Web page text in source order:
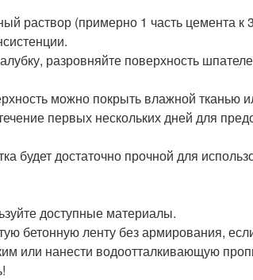
раствор (примерно 1 часть цемента
разровняйте поверхность
можно покрыть влажной тканью
первых нескольких дней для
будет достаточно прочной для
доступные материалы.
бетонную ленту без армирования,
или нанести водоотталкивающую